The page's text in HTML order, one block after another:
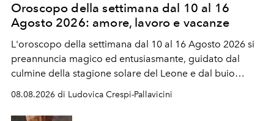
Oroscopo della settimana dal 10 al 16
Agosto 2026: amore, lavoro e vacanze
L'oroscopo della settimana dal 10 al 16 Agosto 2026 si
preannuncia magico ed entusiasmante, guidato dal
culmine della stagione solare del Leone e dal buio
favorevole della Luna nuova in Leone del 12 agosto,
ideale per la notte delle Perseidi.
08.08.2026 di Ludovica Crespi-Pallavicini